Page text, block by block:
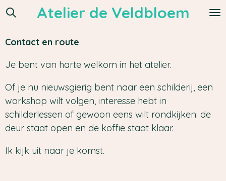
Ga
naar
hoofdinhoud
Atelier de Veldbloem
Contact en route
Je bent van harte welkom in het atelier.
Of je nu nieuwsgierig bent naar een schilderij, een
workshop wilt volgen, interesse hebt in
schilderlessen of gewoon eens wilt rondkijken: de
deur staat open en de koffie staat klaar.
Ik kijk uit naar je komst.